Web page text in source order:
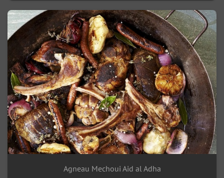
Agneau Mechoui Aid al Adha